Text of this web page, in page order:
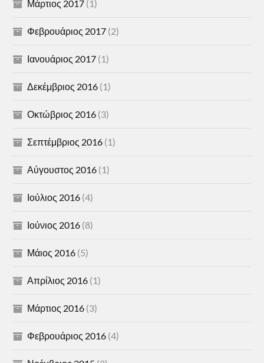
Μάρτιος 2017 (1)
Φεβρουάριος 2017 (2)
Ιανουάριος 2017 (1)
Δεκέμβριος 2016 (1)
Οκτώβριος 2016 (3)
Σεπτέμβριος 2016 (1)
Αύγουστος 2016 (1)
Ιούλιος 2016 (4)
Ιούνιος 2016 (8)
Μάιος 2016 (5)
Απρίλιος 2016 (1)
Μάρτιος 2016 (3)
Φεβρουάριος 2016 (4)